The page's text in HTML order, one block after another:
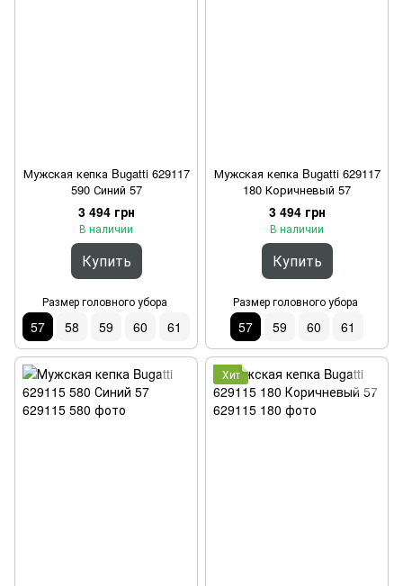
Мужская кепка Bugatti 629117
590 Синий 57
3 494 грн
В наличии
Купить
Размер головного убора
57 58 59 60 61
Мужская кепка Bugatti 629117
180 Коричневый 57
3 494 грн
В наличии
Купить
Размер головного убора
57 59 60 61
Хит